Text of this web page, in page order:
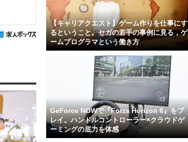
【キャリアクエスト】ゲーム作りを仕事にす
るということ。セガの若手の事例に見る，ゲ
ームプログラマという働き方
GeForce NOWで『Forza Horizon 6』をプ
レイ。ハンドルコントローラー×クラウドゲ
ーミングの底力を体感